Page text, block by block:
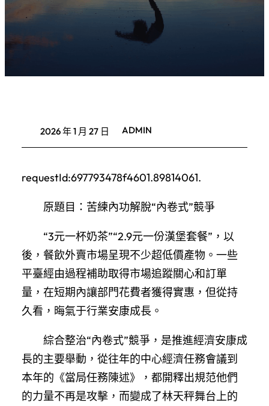
2026 年 1 月 27 日 ADMIN
requestId:697793478f4601.89814061.
原題目：苦練內功解脫“內卷式”競爭
“3元一杯奶茶”“2.9元一份漢堡套餐”，以
後，餐飲外賣市場呈現不少超低價產物。一些
平臺經由過程補助取得市場追蹤關心和訂單
量，在短期內讓部門花費者獲得實惠，但從持
久看，晦氣于行業安康成長。
綜合整治“內卷式”競爭，是推進經濟安康成
長的主要舉動，從往年的中心經濟任務會議到
本年的《當局任務陳述》，都開釋出規范他們
的力量不再是攻擊，而變成了林天秤舞台上的